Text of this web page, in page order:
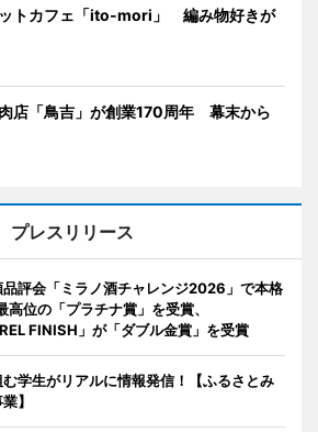
トカフェ「ito-mori」 編み物好きが
店「鳥吉」が創業170周年 幕末から
プレスリリース
品評会「ミラノ酒チャレンジ2026」で本格
位の「プラチナ賞」を受賞、
FINISH」が「ダブル金賞」を受賞
学生がリアルに情報発信！【ふるさとみ
】